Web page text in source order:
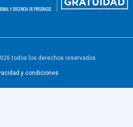
todos los derechos reservados
y condiciones